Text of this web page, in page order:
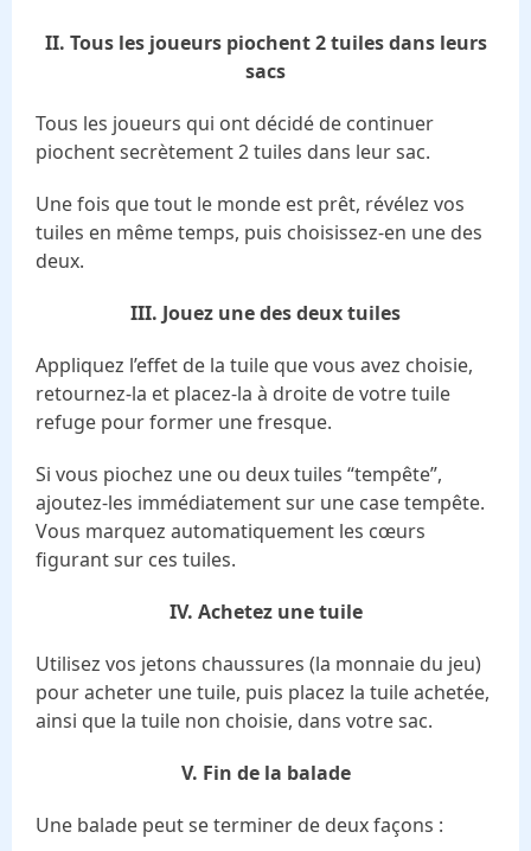
II. Tous les joueurs piochent 2 tuiles dans leurs
sacs
Tous les joueurs qui ont décidé de continuer
piochent secrètement 2 tuiles dans leur sac.
Une fois que tout le monde est prêt, révélez vos
tuiles en même temps, puis choisissez-en une des
deux.
III. Jouez une des deux tuiles
Appliquez l’effet de la tuile que vous avez choisie,
retournez-la et placez-la à droite de votre tuile
refuge pour former une fresque.
Si vous piochez une ou deux tuiles “tempête”,
ajoutez-les immédiatement sur une case tempête.
Vous marquez automatiquement les cœurs
figurant sur ces tuiles.
IV. Achetez une tuile
Utilisez vos jetons chaussures (la monnaie du jeu)
pour acheter une tuile, puis placez la tuile achetée,
ainsi que la tuile non choisie, dans votre sac.
V. Fin de la balade
Une balade peut se terminer de deux façons :